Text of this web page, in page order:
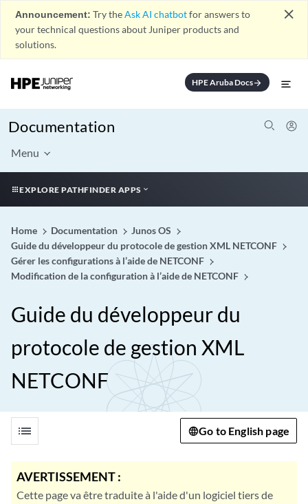
Announcement: Try theAsk AI chatbotfor answers to
your technical questions about Juniper products and
solutions.
close
HPE Aruba Docsarrow_forward
Documentation
Menu
EXPLORE PATHFINDER APPS
Home Documentation
Junos OS
Guide du développeur du protocole de gestion XML NETCONF
Gérer les configurations à l’aide de NETCONF
Modification de la configuration à l’aide de NETCONF
Guide du développeur du
protocole de gestion XML
NETCONF
list Go to English page
AVERTISSEMENT :
Cette page va être traduite à l'aide d'un logiciel tiers de